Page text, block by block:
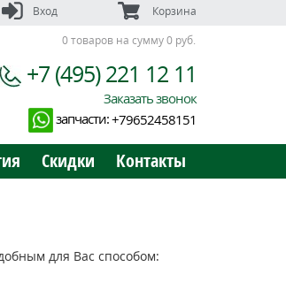
Корзина
0 товаров на сумму 0 руб.
Вход
+7 (495) 221 12 11
Заказать звонок
запчасти:+79652458151
Скидки Контакты
для Вас способом: